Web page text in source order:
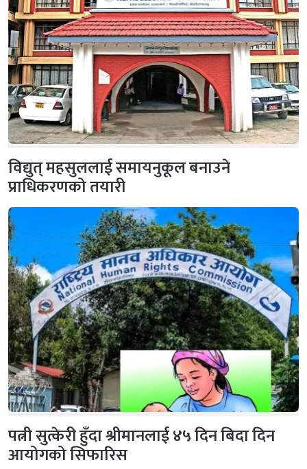
विद्युत् महसुललाई समायनुकूल बनाउने
प्राधिकरणको तयारी
पत्नी सुत्केरी हुँदा श्रीमानलाई ४५ दिन बिदा दिन
आयोगको सिफारिस